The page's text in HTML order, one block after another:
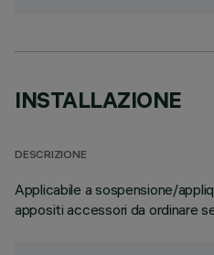
INSTALLAZIONE
DESCRIZIONE
Applicabile a sospensione/
appositi accessori da ordinare